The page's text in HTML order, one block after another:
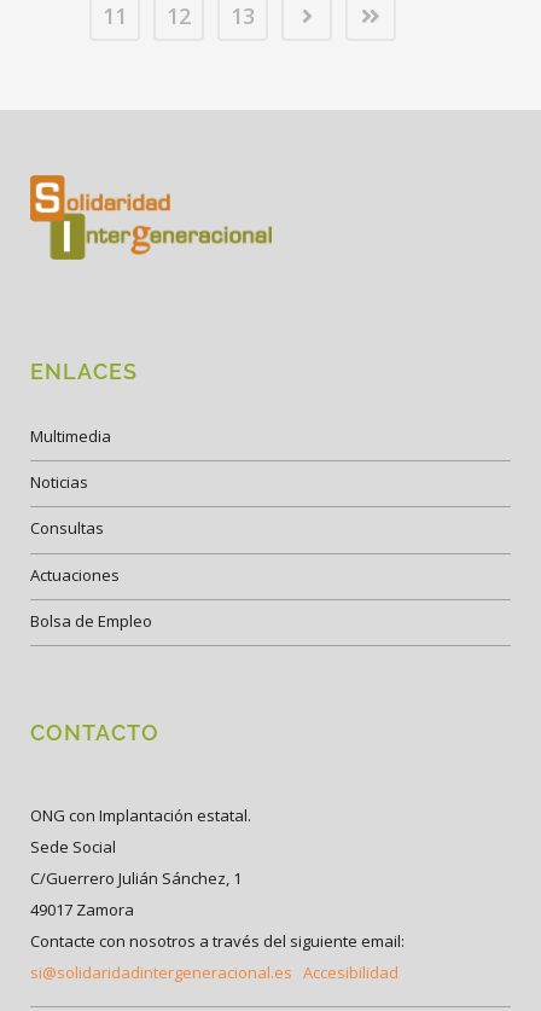
11
12 13
ENLACES
Multimedia
Noticias
Consultas
Actuaciones
Bolsa de Empleo
CONTACTO
ONG con Implantación estatal.
Sede Social
C/Guerrero Julián Sánchez, 1
49017 Zamora
Contacte con nosotros a través del siguiente email:
si@solidaridadintergeneracional.es Accesibilidad